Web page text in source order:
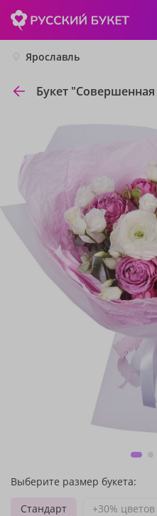
Ярославль
Букет
Выберите размер букета:
Стандарт
+30% цветов